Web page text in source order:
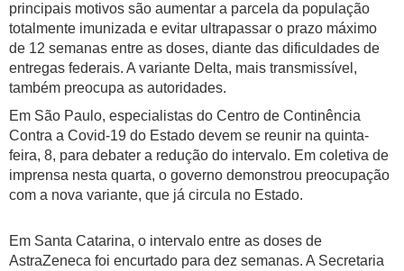
principais motivos são aumentar a parcela da população
totalmente imunizada e evitar ultrapassar o prazo máximo
de 12 semanas entre as doses, diante das dificuldades de
entregas federais. A variante Delta, mais transmissível,
também preocupa as autoridades.
Em São Paulo, especialistas do Centro de Continência
Contra a Covid-19 do Estado devem se reunir na quinta-
feira, 8, para debater a redução do intervalo. Em coletiva de
imprensa nesta quarta, o governo demonstrou preocupação
com a nova variante, que já circula no Estado.
Em Santa Catarina, o intervalo entre as doses de
AstraZeneca foi encurtado para dez semanas. A Secretaria